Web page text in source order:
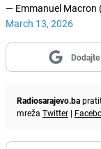
— Emmanuel Macron
March 13, 2026
Radiosarajevo.ba
mreža Twitter |